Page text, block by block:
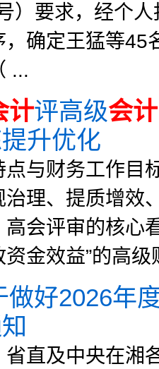
）要求，经个
确定王猛等45
...
计评高级会计
升优化
与财务工作目
治理、提质增效
会评审的核心
金效益”的高
做好2026年
直及中央在湘